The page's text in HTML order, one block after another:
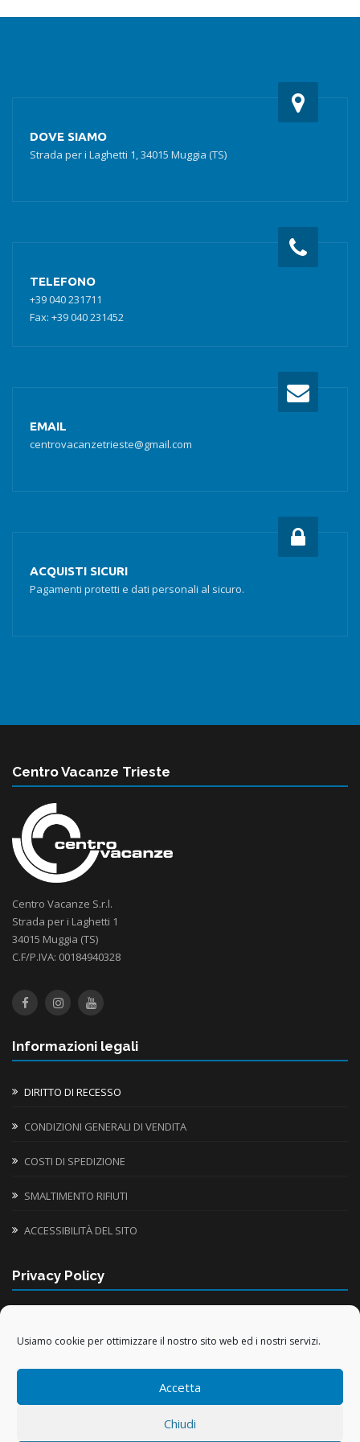
Usiamo cookie per ottimizzare il nostro sito web ed i nostri servizi.
Accetta
Chiudi
DOVE SIAMO
Strada per i Laghetti 1, 34015 Muggia (TS)
TELEFONO
+39 040 231711
Fax: +39 040 231452
EMAIL
centrovacanzetrieste@gmail.com
ACQUISTI SICURI
Pagamenti protetti e dati personali al sicuro.
Centro Vacanze Trieste
Centro Vacanze S.r.l.
Strada per i Laghetti 1
34015 Muggia (TS)
C.F/P.IVA: 00184940328
Informazioni legali
DIRITTO DI RECESSO
CONDIZIONI GENERALI DI VENDITA
COSTI DI SPEDIZIONE
SMALTIMENTO RIFIUTI
ACCESSIBILITÀ DEL SITO
Privacy Policy
TRATTAMENTO DATI ACQUISTI ONLINE